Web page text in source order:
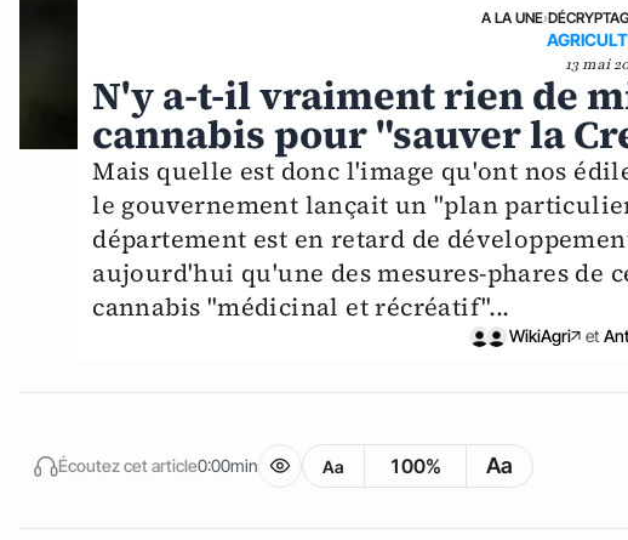
A LA UNE›
13 mai
N'y a-t-il vraiment rien de
cannabis pour "sauver la
Mais quelle est donc l'image qu'ont nos
le gouvernement lançait un "plan
département est en retard de
aujourd'hui qu'une des mesures-phares de
cannabis "médicinal et récréatif"...
WikiAgri et
Écoutez cet article0:00min Aa 100% Aa